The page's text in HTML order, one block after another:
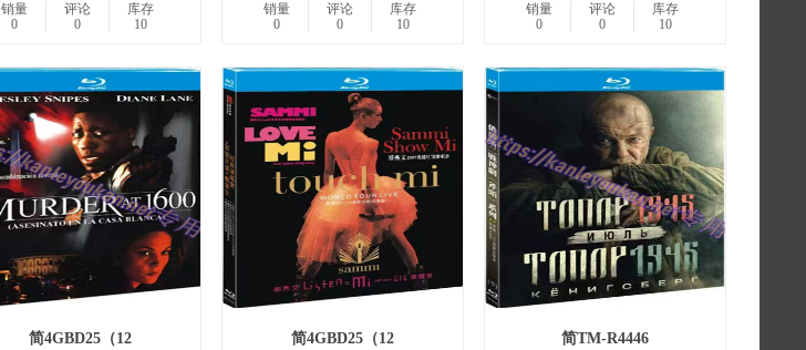
销量
0
评论
0
库存
10
销量
0
评论
0
库存
10
销量
0
评论
0
库存
10
简4GBD25（12 简4GBD25（12 简TM-R4446